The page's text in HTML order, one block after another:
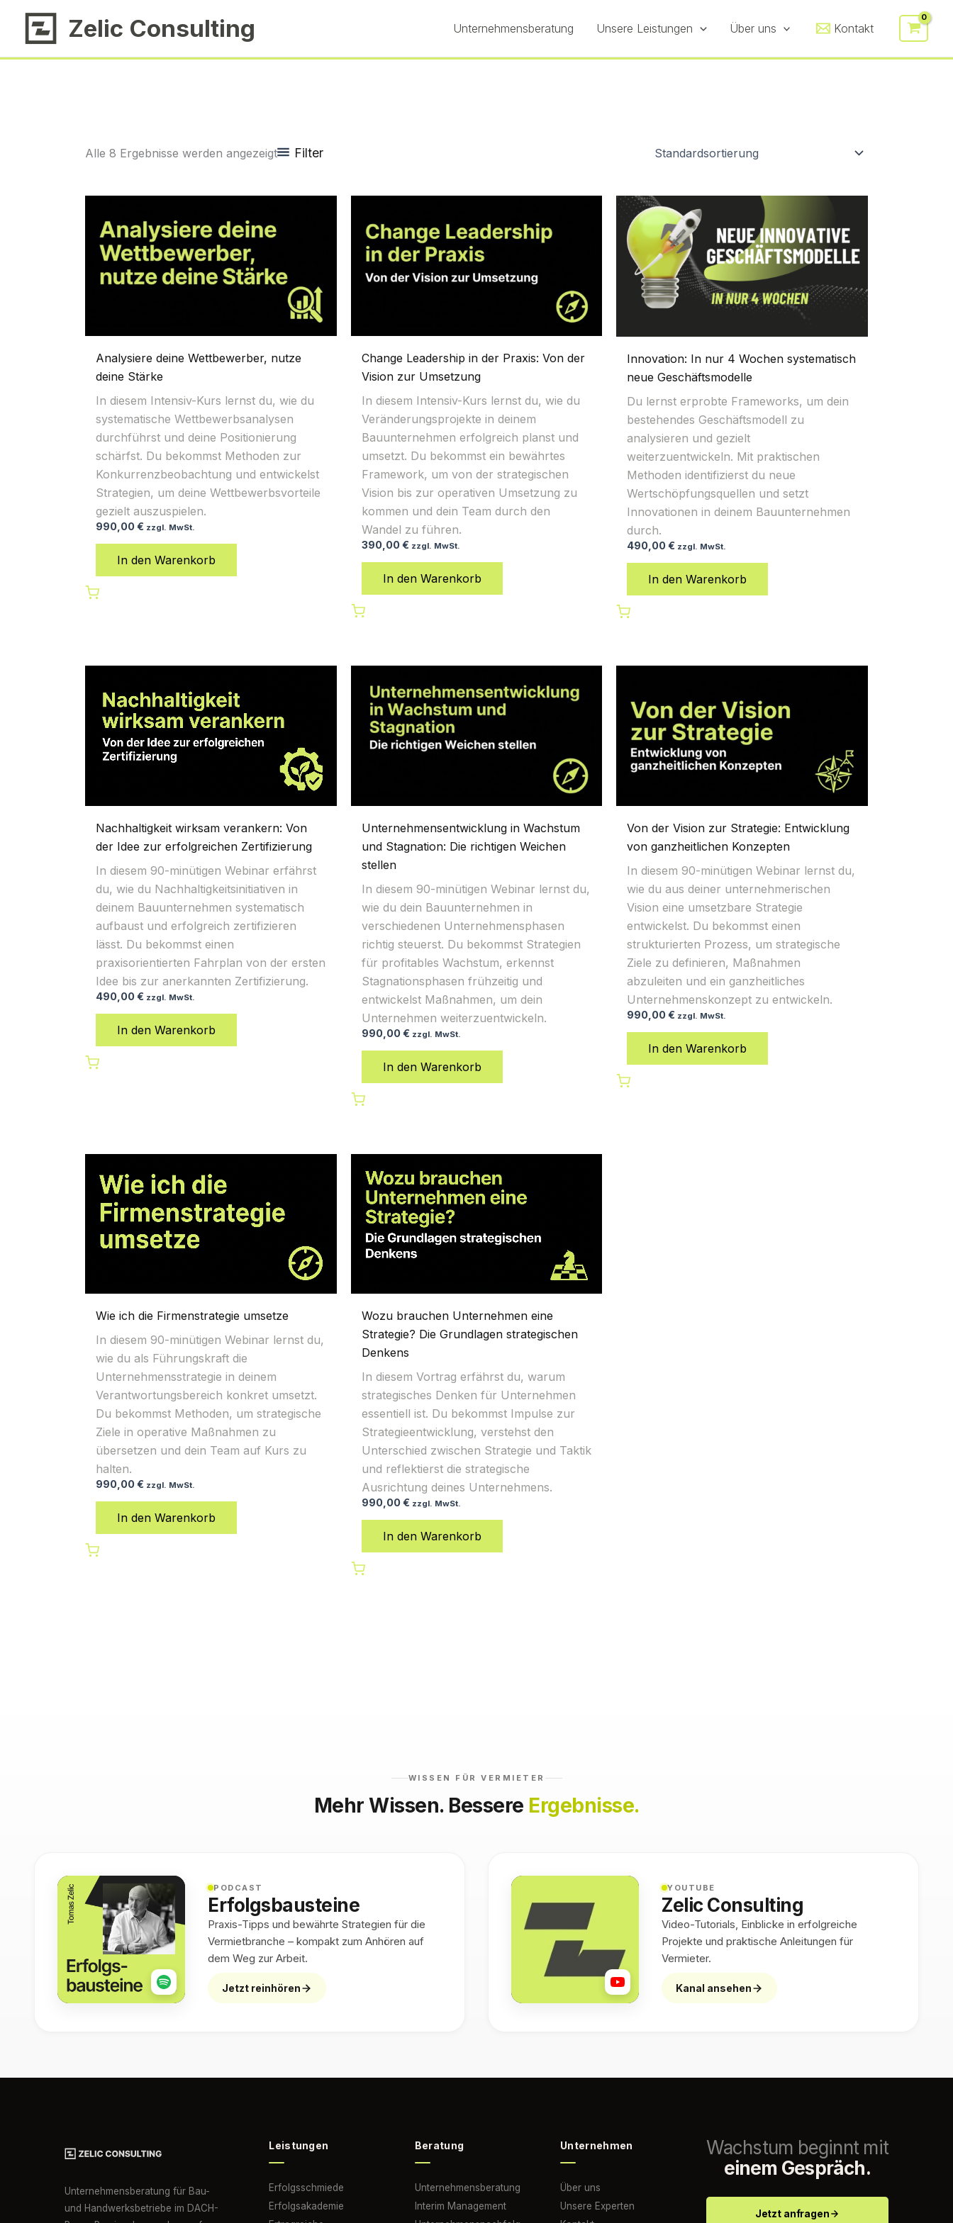
springen
Zelic Consulting Unternehmensberatung Unsere Leistungen Über uns Kontakt
Alle 8 Ergebnisse werden angezeigt Filter
Analysiere deine Wettbewerber, nutze
deine Stärke
In diesem Intensiv-Kurs lernst du, wie du
systematische Wettbewerbsanalysen
durchführst und deine Positionierung
schärfst. Du bekommst Methoden zur
Konkurrenzbeobachtung und entwickelst
Strategien, um deine Wettbewerbsvorteile
gezielt auszuspielen.
990,00€ zzgl. MwSt.
In den Warenkorb
Change Leadership in der Praxis: Von der
Vision zur Umsetzung
In diesem Intensiv-Kurs lernst du, wie du
Veränderungsprojekte in deinem
Bauunternehmen erfolgreich planst und
umsetzt. Du bekommst ein bewährtes
Framework, um von der strategischen
Vision bis zur operativen Umsetzung zu
kommen und dein Team durch den
Wandel zu führen.
390,00€ zzgl. MwSt.
In den Warenkorb
Innovation: In nur 4 Wochen systematisch
neue Geschäftsmodelle
Du lernst erprobte Frameworks, um dein
bestehendes Geschäftsmodell zu
analysieren und gezielt
weiterzuentwickeln. Mit praktischen
Methoden identifizierst du neue
Wertschöpfungsquellen und setzt
Innovationen in deinem Bauunternehmen
durch.
490,00€ zzgl. MwSt.
In den Warenkorb
Nachhaltigkeit wirksam verankern: Von
der Idee zur erfolgreichen Zertifizierung
In diesem 90-minütigen Webinar erfährst
du, wie du Nachhaltigkeitsinitiativen in
deinem Bauunternehmen systematisch
aufbaust und erfolgreich zertifizieren
lässt. Du bekommst einen
praxisorientierten Fahrplan von der ersten
Idee bis zur anerkannten Zertifizierung.
490,00€ zzgl. MwSt.
In den Warenkorb
Unternehmensentwicklung in Wachstum
und Stagnation: Die richtigen Weichen
stellen
In diesem 90-minütigen Webinar lernst du,
wie du dein Bauunternehmen in
verschiedenen Unternehmensphasen
richtig steuerst. Du bekommst Strategien
für profitables Wachstum, erkennst
Stagnationsphasen frühzeitig und
entwickelst Maßnahmen, um dein
Unternehmen weiterzuentwickeln.
990,00€ zzgl. MwSt.
In den Warenkorb
Von der Vision zur Strategie: Entwicklung
von ganzheitlichen Konzepten
In diesem 90-minütigen Webinar lernst du,
wie du aus deiner unternehmerischen
Vision eine umsetzbare Strategie
entwickelst. Du bekommst einen
strukturierten Prozess, um strategische
Ziele zu definieren, Maßnahmen
abzuleiten und ein ganzheitliches
Unternehmenskonzept zu entwickeln.
990,00€ zzgl. MwSt.
In den Warenkorb
Wie ich die Firmenstrategie umsetze
In diesem 90-minütigen Webinar lernst du,
wie du als Führungskraft die
Unternehmensstrategie in deinem
Verantwortungsbereich konkret umsetzt.
Du bekommst Methoden, um strategische
Ziele in operative Maßnahmen zu
übersetzen und dein Team auf Kurs zu
halten.
990,00€ zzgl. MwSt.
In den Warenkorb
Wozu brauchen Unternehmen eine
Strategie? Die Grundlagen strategischen
Denkens
In diesem Vortrag erfährst du, warum
strategisches Denken für Unternehmen
essentiell ist. Du bekommst Impulse zur
Strategieentwicklung, verstehst den
Unterschied zwischen Strategie und Taktik
und reflektierst die strategische
Ausrichtung deines Unternehmens.
990,00€ zzgl. MwSt.
In den Warenkorb
WISSEN FÜR VERMIETER
Mehr Wissen. Bessere Ergebnisse.
PODCAST
Erfolgsbausteine
Praxis-Tipps und bewährte Strategien für die
Vermietbranche – kompakt zum Anhören auf
dem Weg zur Arbeit.
Jetzt reinhören
YOUTUBE
Zelic Consulting
Video-Tutorials, Einblicke in erfolgreiche
Projekte und praktische Anleitungen für
Vermieter.
Kanal ansehen
Unternehmensberatung für Bau-
und Handwerksbetriebe im DACH-
Leistungen
Erfolgsschmiede
Erfolgsakademie
Beratung
Unternehmensberatung
Interim Management
Unternehmen
Über uns
Unsere Experten
Wachstum beginnt mit
einem Gespräch.
Jetzt anfragen